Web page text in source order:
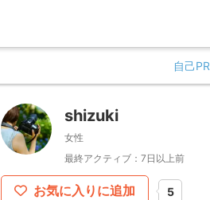
自己PR
shizuki
女性
最終アクティブ：7日以上前
お気に入りに追加 5